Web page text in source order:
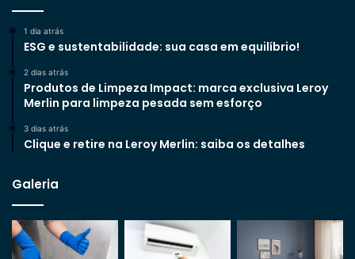
1 dia atrás
ESG e sustentabilidade: sua casa em equilíbrio!
2 dias atrás
Produtos de Limpeza Impact: marca exclusiva Leroy
Merlin para limpeza pesada sem esforço
3 dias atrás
Clique e retire na Leroy Merlin: saiba os detalhes
Galeria